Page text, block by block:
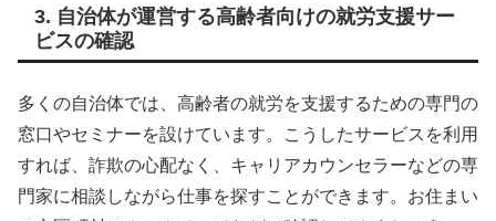
3. 自治体が運営する高齢者向けの就労支援サー
ビスの確認
多くの自治体では、高齢者の就労を支援するための専門の
窓口やセミナーを設けています。こうしたサービスを利用
すれば、詐欺の心配なく、キャリアカウンセラーなどの専
門家に相談しながら仕事を探すことができます。お住まい